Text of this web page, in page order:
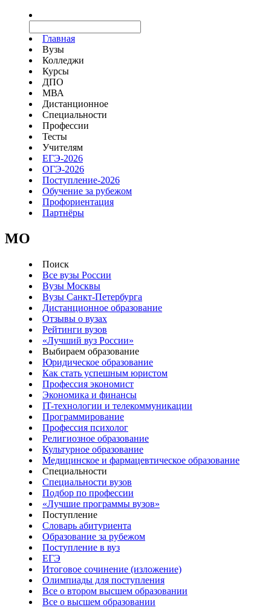
Главная
Вузы
Колледжи
Курсы
ДПО
МВА
Дистанционное
Специальности
Профессии
Тесты
Учителям
ЕГЭ-2026
ОГЭ-2026
Поступление-2026
Обучение за рубежом
Профориентация
Партнёры
MO
Поиск
Все вузы России
Вузы Москвы
Вузы Санкт-Петербурга
Дистанционное образование
Отзывы о вузах
Рейтинги вузов
«Лучший вуз России»
Выбираем образование
Юридическое образование
Как стать успешным юристом
Профессия экономист
Экономика и финансы
IT-технологии и телекоммуникации
Программирование
Профессия психолог
Религиозное образование
Культурное образование
Медицинское и фармацевтическое образование
Специальности
Специальности вузов
Подбор по профессии
«Лучшие программы вузов»
Поступление
Словарь абитуриента
Образование за рубежом
Поступление в вуз
ЕГЭ
Итоговое сочинение (изложение)
Олимпиады для поступления
Все о втором высшем образовании
Все о высшем образовании